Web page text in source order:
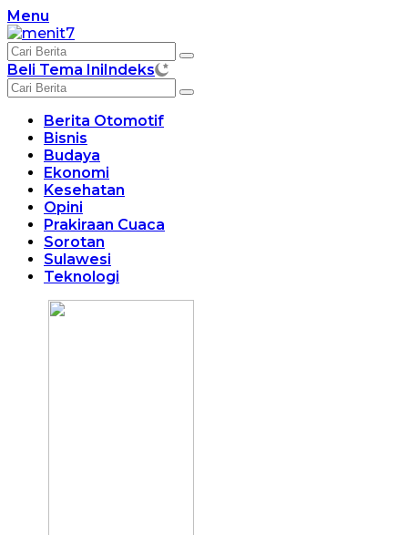
Langsung
ke
konten
Menu
Beli Tema IniIndeks
Berita Otomotif
Bisnis
Budaya
Ekonomi
Kesehatan
Opini
Prakiraan Cuaca
Sorotan
Sulawesi
Teknologi